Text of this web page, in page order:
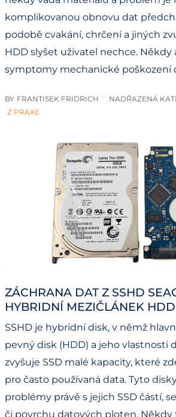
komplikovanou obnovu dat
podobě cvakání, chrčení a jiných
HDD slyšet uživatel nechce. Někdy
symptomy mechanické poškození
BY FRANTISEK FRIDRICH NADŘAZENÁ
Z PRAXE
ZÁCHRANA DAT Z SSHD
HYBRIDNÍ MEZIČLÁNEK
SSHD je hybridní disk, v němž
pevný disk (HDD) a jeho vlastnosti
zvyšuje SSD malé kapacity, které
pro často používaná data. Tyto
problémy právě s jejich SSD částí,
či povrchu datových ploten.